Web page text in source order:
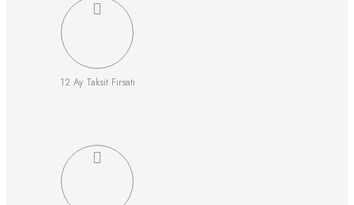
12 Ay Taksit Fırsatı